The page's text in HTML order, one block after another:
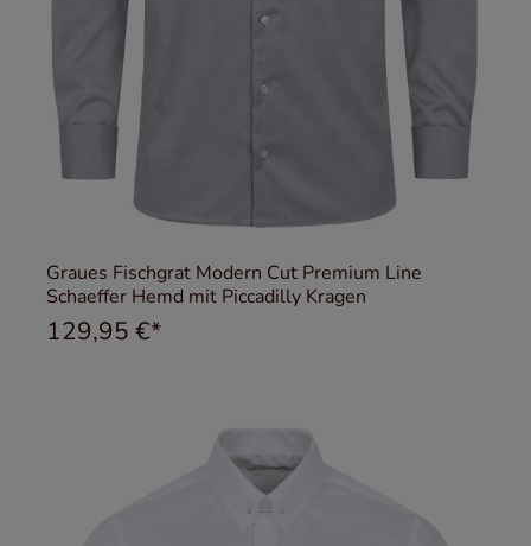
Graues Fischgrat Modern Cut Premium Line
Schaeffer Hemd mit Piccadilly Kragen
129,95 €*